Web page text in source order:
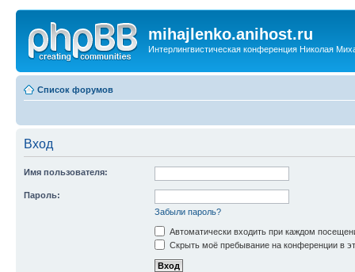
mihajlenko.anihost.ru
Интерлингвистическая конференция Николая
Список форумов
Вход
Имя пользователя:
Пароль:
Забыли пароль?
Автоматически входить при каждом
Скрыть моё пребывание на конференции в